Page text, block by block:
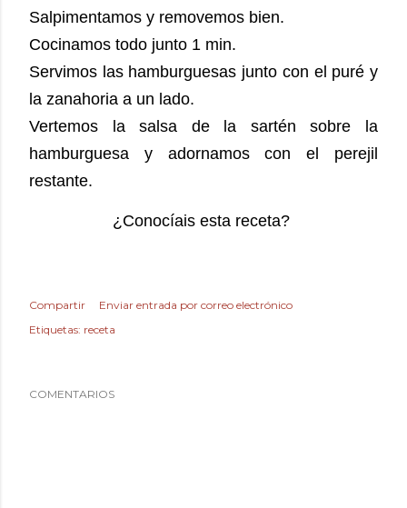
Salpimentamos y removemos bien.
Cocinamos todo junto 1 min.
Servimos las hamburguesas junto con el puré y
la zanahoria a un lado.
Vertemos la salsa de la sartén sobre la
hamburguesa y adornamos con el perejil
restante.
¿Conocíais esta receta?
Compartir
Enviar entrada por correo electrónico
Etiquetas: receta
COMENTARIOS